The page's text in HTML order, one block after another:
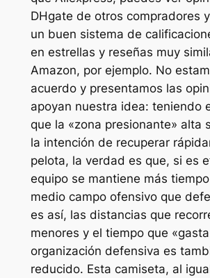
DHgate de otros compradores
un buen sistema de
en estrellas y reseñas muy
Amazon, por ejemplo. No
acuerdo y presentamos las
apoyan nuestra idea: teniendo
que la «zona presionante» alta
la intención de recuperar
pelota, la verdad es que, si es
equipo se mantiene más
medio campo ofensivo que
es así, las distancias que
menores y el tiempo que
organización defensiva es
reducido. Esta camiseta, al